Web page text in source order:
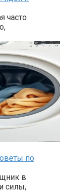
часто
по
в
силы,